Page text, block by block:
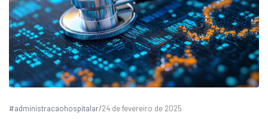
#administracaohospitalar/24 de fevereiro de 2025